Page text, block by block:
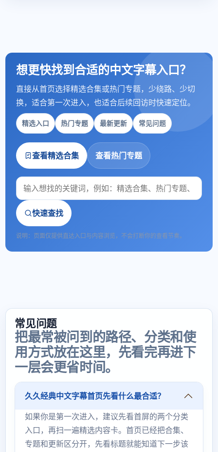
想更快找到合适的中文字幕入口？
直接从首页选择精选合集或热门专题，少绕路、少切
换，适合第一次进入，也适合后续回访时快速定位。
精选入口 热门专题 最新更新 常见问题
查看精选合集 查看热门专题
快速查找
说明：页面仅提供直达入口与内容浏览，不会打断你的查看节奏。
常见问题
把最常被问到的路径、分类和使
用方式放在这里，先看完再进下
一层会更省时间。
久久经典中文字幕首页先看什么最合适？
如果你是第一次进入，建议先看首屏的两个分类
入口，再扫一遍精选内容卡。首页已经把合集、
专题和更新区分开，先看标题就能知道下一步该